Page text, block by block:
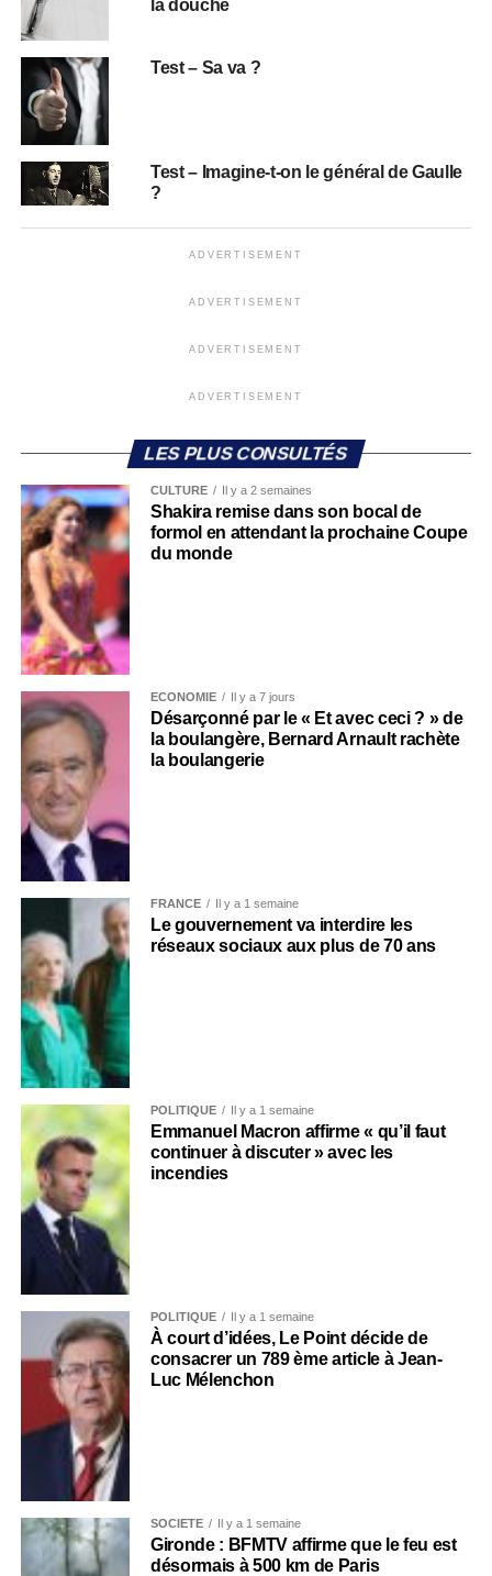
la douche
Test – Sa va ?
Test – Imagine-t-on le général de Gaulle
?
ADVERTISEMENT
ADVERTISEMENT
ADVERTISEMENT
ADVERTISEMENT
LES PLUS CONSULTÉS
CULTURE Il y a 2 semaines
Shakira remise dans son bocal de
formol en attendant la prochaine Coupe
du monde
ECONOMIE Il y a 7 jours
Désarçonné par le « Et avec ceci ? » de
la boulangère, Bernard Arnault rachète
la boulangerie
FRANCE Il y a 1 semaine
Le gouvernement va interdire les
réseaux sociaux aux plus de 70 ans
POLITIQUE Il y a 1 semaine
Emmanuel Macron affirme « qu’il faut
continuer à discuter » avec les
incendies
POLITIQUE Il y a 1 semaine
À court d’idées, Le Point décide de
consacrer un 789 ème article à Jean-
Luc Mélenchon
SOCIÉTÉ Il y a 1 semaine
Gironde : BFMTV affirme que le feu est
désormais à 500 km de Paris